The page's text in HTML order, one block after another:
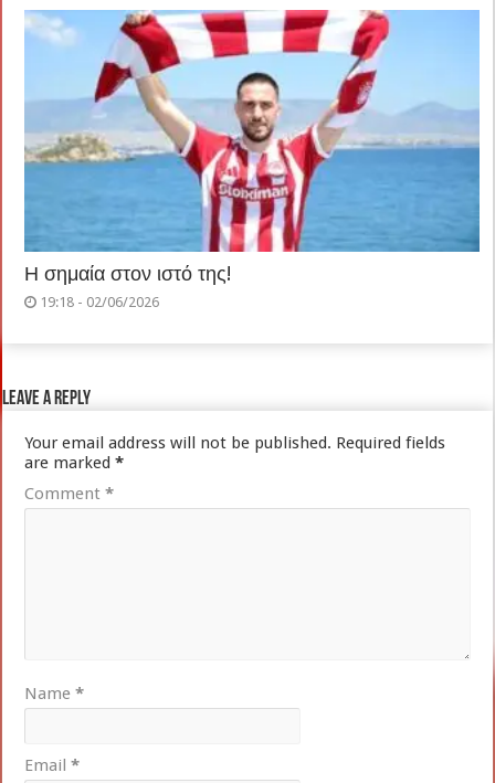
Η σημαία στον ιστό της!
19:18 - 02/06/2026
Leave a Reply
Your email address will not be published. Required fields
are marked*
Comment*
Name*
Email*